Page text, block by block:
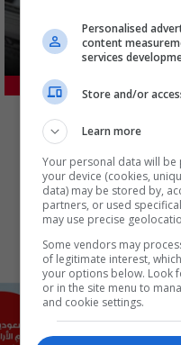
اقتصاد
Personalised
content
services
Store and/or
Learn more
Your personal data will
your device (cookies,
data) may be stored by,
partners, or used
may use precise
Some vendors may
of legitimate interest,
your options below. Look
or in the site menu to
and cookie settings.